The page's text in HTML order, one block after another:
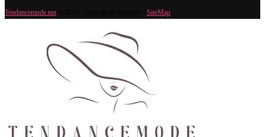
Tendancemode.net@2019 - Tous droits réservés - SiteMap